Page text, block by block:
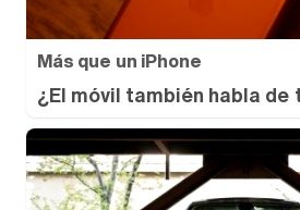
Más que un iPhone
¿El móvil también habla de